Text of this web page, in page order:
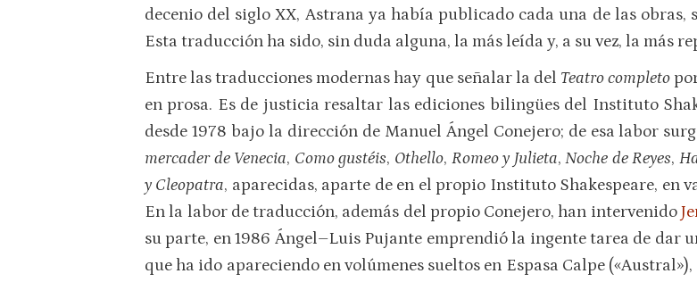
decenio del siglo XX, Astrana ya había publicado cada una de las
Esta traducción ha sido, sin duda alguna, la más leída y, a su vez, la más
Entre las traducciones modernas hay que señalar la del Teatro completo
en prosa. Es de justicia resaltar las ediciones bilingües del Instituto
desde 1978 bajo la dirección de Manuel Ángel Conejero; de esa labor
mercader de Venecia, Como gustéis, Othello, Romeo y Julieta,Noche de Reyes,
y Cleopatra, aparecidas, aparte de en el propio Instituto Shakespeare, en
En la labor de traducción, además del propio Conejero, han intervenido
su parte, en 1986 Ángel–Luis Pujante emprendió la ingente tarea de dar
que ha ido apareciendo en volúmenes sueltos en Espasa Calpe